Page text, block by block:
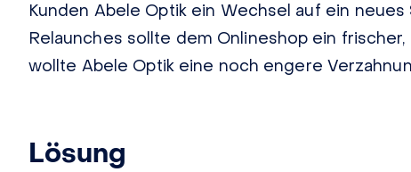
Kunden Abele Optik ein Wechsel auf ein
Relaunches sollte dem Onlineshop ein
wollte Abele Optik eine noch engere
Lösung